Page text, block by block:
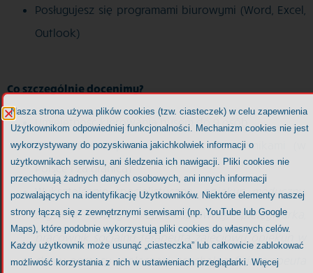
Posługujesz się programami biurowymi (Word, Excel,
Outlook)
Co szczególnie docenimy?
Umiejętność kierowania busem do 9 osób
Otwartość na podróżowanie z Domownikami (w
Polsce i za granicą)
Wykształcenie specjalistyczne: opiekun medyczny,
asystent osoby niepełnosprawnej, pielęgniarka,
pracownik socjalny, terapeuta zajęciowy, opiekun w
domu pomocy społecznej, psycholog, fizjoterapeuta
Nasza strona używa plików cookies (tzw. ciasteczek) w celu zapewnienia
Użytkownikom odpowiedniej funkcjonalności. Mechanizm cookies nie jest
wykorzystywany do pozyskiwania jakichkolwiek informacji o
użytkownikach serwisu, ani śledzenia ich nawigacji. Pliki cookies nie
przechowują żadnych danych osobowych, ani innych informacji
pozwalających na identyfikację Użytkowników. Niektóre elementy naszej
strony łączą się z zewnętrznymi serwisami (np. YouTube lub Google
Maps), które podobnie wykorzystują pliki cookies do własnych celów.
Każdy użytkownik może usunąć „ciasteczka” lub całkowicie zablokować
możliwość korzystania z nich w ustawieniach przeglądarki. Więcej